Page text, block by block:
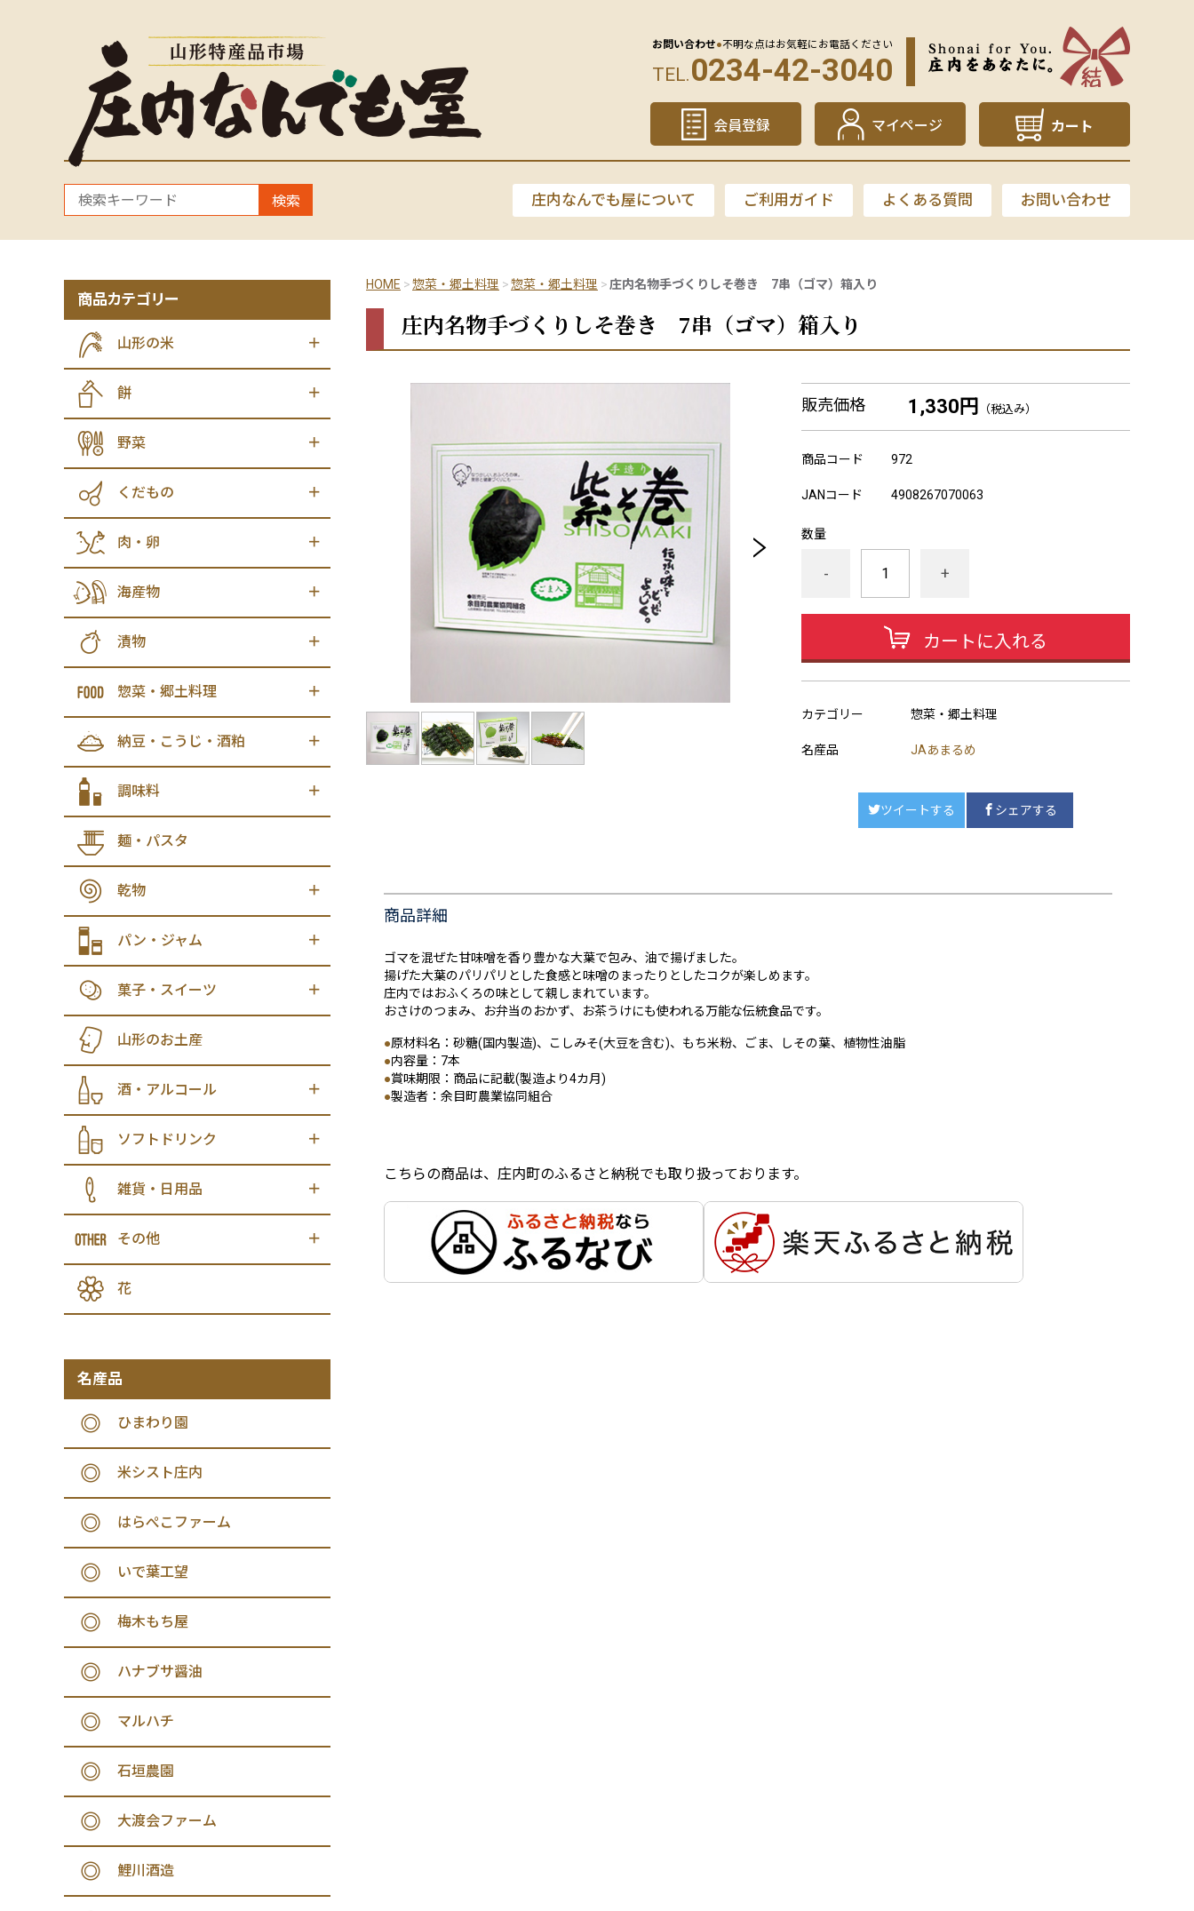
お問い合わせ●不明な点はお気軽にお電話ください
TEL.0234-42-3040
会員登録 マイページ カート
検索 庄内なんでも屋について ご利用ガイド よくある質問 お問い合わせ
HOME 惣菜・郷土料理 惣菜・郷土料理 庄内名物手づくりしそ巻き 7串（ゴマ）箱入り
庄内名物手づくりしそ巻き 7串（ゴマ）箱入り
販売価格 1,330円 （税込み）
商品コード 972
JANコード 4908267070063
数量
- +
カートに入れる
カテゴリー 惣菜・郷土料理
名産品 JAあまるめ
ツイートする シェアする
商品詳細
ゴマを混ぜた甘味噌を香り豊かな大葉で包み、油で揚げました。
揚げた大葉のパリパリとした食感と味噌のまったりとしたコクが楽しめます。
庄内ではおふくろの味として親しまれています。
おさけのつまみ、お弁当のおかず、お茶うけにも使われる万能な伝統食品です。
●原材料名：砂糖(国内製造)、こしみそ(大豆を含む)、もち米粉、ごま、しその葉、植物性油脂
●内容量：7本
●賞味期限：商品に記載(製造より4カ月)
●製造者：余目町農業協同組合
こちらの商品は、庄内町のふるさと納税でも取り扱っております。
商品カテゴリー
山形の米
餅
野菜
くだもの
肉・卵
海産物
漬物
惣菜・郷土料理
納豆・こうじ・酒粕
調味料
麺・パスタ
乾物
パン・ジャム
菓子・スイーツ
山形のお土産
酒・アルコール
ソフトドリンク
雑貨・日用品
その他
花
名産品
ひまわり園
米シスト庄内
はらぺこファーム
いで葉工望
梅木もち屋
ハナブサ醤油
マルハチ
石垣農園
大渡会ファーム
鯉川酒造